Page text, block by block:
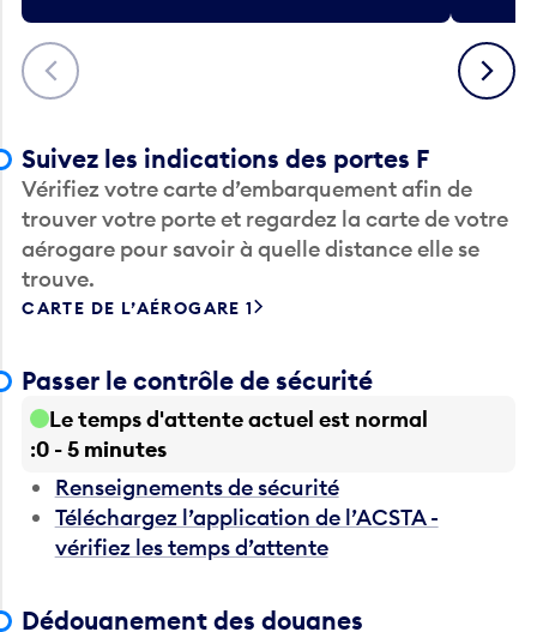
Précédent Suivant
Suivez les indications des portes F
Vérifiez votre carte d’embarquement afin de
trouver votre porte et regardez la carte de votre
aérogare pour savoir à quelle distance elle se
trouve.
CARTE DE L’AÉROGARE 1
Passer le contrôle de sécurité
Le temps d'attente actuel est normal
0 - 5 minutes
Renseignements de sécurité
Téléchargez l’application de l’ACSTA -
vérifiez les temps d’attente
Dédouanement des douanes